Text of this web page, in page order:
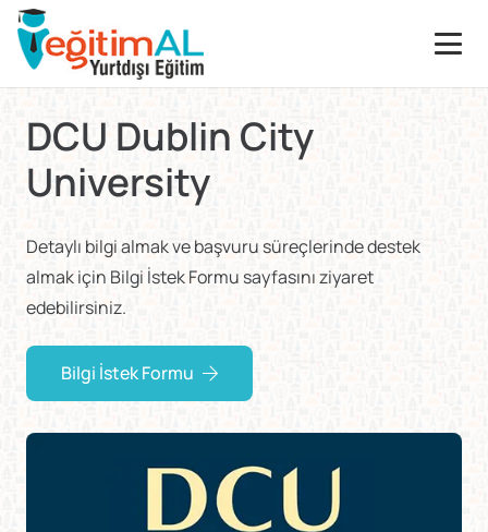
DCU Dublin City
University
Detaylı bilgi almak ve başvuru süreçlerinde destek
almak için Bilgi İstek Formu sayfasını ziyaret
edebilirsiniz.
Bilgi İstek Formu